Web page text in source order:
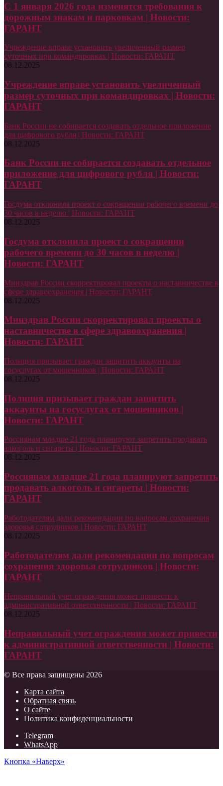
С 1 января 2026 года изменятся требования к
дорожным знакам и парковкам | Новости:
ГАРАНТ
Учреждение вправе установить увеличенный размер
суточных при командировках | Новости: ГАРАНТ
08.12.2025
Учреждение вправе установить увеличенный
размер суточных при командировках | Новости:
ГАРАНТ
Банк России не собирается создавать отдельное приложение
для цифрового рубля | Новости: ГАРАНТ
08.12.2025
Банк России не собирается создавать отдельное
приложение для цифрового рубля | Новости:
ГАРАНТ
Госдума отклонила проект о сокращении рабочего времени до
30 часов в неделю | Новости: ГАРАНТ
08.12.2025
Госдума отклонила проект о сокращении
рабочего времени до 30 часов в неделю |
Новости: ГАРАНТ
Минздрав России скорректировал проекты о наставничестве в
сфере здравоохранения | Новости: ГАРАНТ
08.12.2025
Минздрав России скорректировал проекты о
наставничестве в сфере здравоохранения |
Новости: ГАРАНТ
Полиция призывает граждан защитить аккаунты на
госуслугах от мошенников | Новости: ГАРАНТ
08.12.2025
Полиция призывает граждан защитить
аккаунты на госуслугах от мошенников |
Новости: ГАРАНТ
Россиянам младше 21 года планируют запретить продавать
алкоголь и сигареты | Новости: ГАРАНТ
08.12.2025
Россиянам младше 21 года планируют запретить
продавать алкоголь и сигареты | Новости:
ГАРАНТ
Работодателям дали рекомендации по вопросам сохранения
здоровья сотрудников | Новости: ГАРАНТ
08.12.2025
Работодателям дали рекомендации по вопросам
сохранения здоровья сотрудников | Новости:
ГАРАНТ
Неправильный учет ограждения может привести к
административной ответственности | Новости: ГАРАНТ
08.12.2025
Неправильный учет ограждения может привести
к административной ответственности | Новости:
ГАРАНТ
© Все права защищены 2026
Карта сайта
Обратная связь
О сайте
Политика конфиденциальности
Telegram
WhatsApp
Кнопка «Наверх»